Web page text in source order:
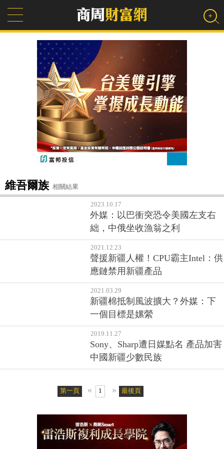
維吾爾族 相關結果
2023.10.17
外媒：以巴衝突恐令美國左支右
絀，中俄坐收漁翁之利
2021.12.23
聲援新疆人權！CPU霸主Intel：供
應鏈禁用新疆產品
2021.03.29
新疆棉抵制風波擴大？外媒：下
一個目標是嫘縈
2019.11.27
Sony、Sharp遭日媒點名 產品加害
中國新疆少數民族
第一頁 « 1 » 最後頁